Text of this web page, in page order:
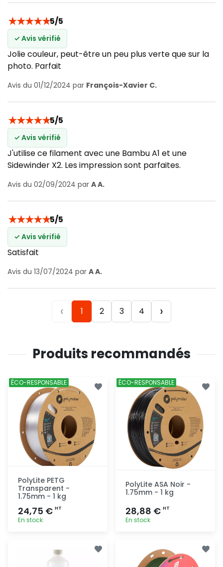
★★★★★5/5
✓ Avis vérifié
Jolie couleur, peut-être un peu plus verte que sur la
photo. Parfait
Avis du 01/12/2024 par François-Xavier C.
★★★★★5/5
✓ Avis vérifié
J'utilise ce filament avec une Bambu A1 et une
Sidewinder X2. Les impression sont parfaites.
Avis du 02/09/2024 par A A.
★★★★★5/5
✓ Avis vérifié
Satisfait
Avis du 13/07/2024 par A A.
‹ 1 2 3 4 ›
Produits recommandés
PolyLite PETG
Transparent -
1.75mm - 1 kg
24,75 € HT
En stock
rapide
ÉCO-RESPONSABLE
PolyLite ASA Noir -
1.75mm - 1 kg
28,88 € HT
En stock
rapide
ÉCO-RESPONSABLE